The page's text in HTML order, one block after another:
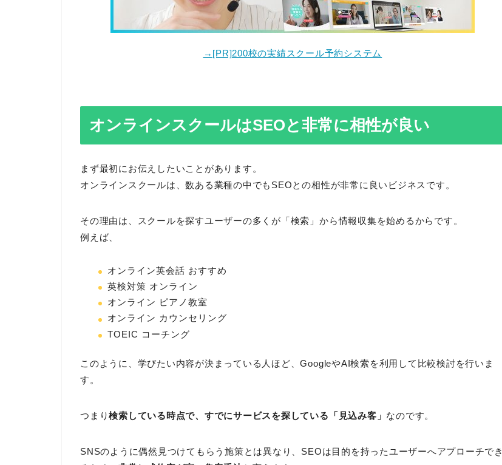
→[PR]200校の実績スクール予約システム
オンラインスクールはSEOと非常に相性が良い
まず最初にお伝えしたいことがあります。
オンラインスクールは、数ある業種の中でもSEOとの相性が非常に良いビジネスです。
その理由は、スクールを探すユーザーの多くが「検索」から情報収集を始めるからです。
例えば、
オンライン英会話 おすすめ
英検対策 オンライン
オンライン ピアノ教室
オンライン カウンセリング
TOEIC コーチング
このように、学びたい内容が決まっている人ほど、GoogleやAI検索を利用して比較検討を行いま
す。
つまり検索している時点で、すでにサービスを探している「見込み客」 なのです。
SNSのように偶然見つけてもらう施策とは異なり、SEOは目的を持ったユーザーへアプローチでき